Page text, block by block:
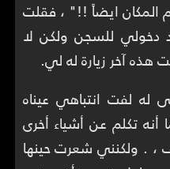
المكان ايضاً !!" ، فقلت
دخولي للسجن ولكن لا
هذه آخر زيارة له لي.
له لفت انتباهي عيناه
أنه تكلم عن أشياء أخرى
، . ولكنني شعرت حينها